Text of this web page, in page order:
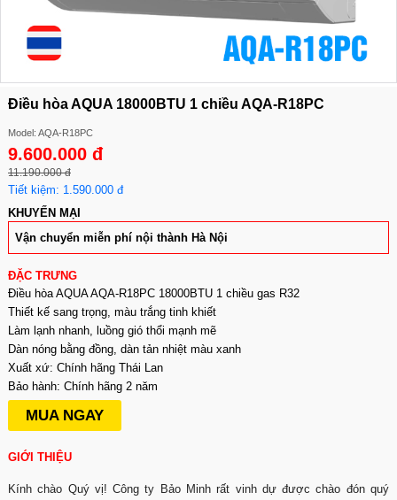
Điều hòa AQUA 18000BTU 1 chiều AQA-R18PC
Model: AQA-R18PC
9.600.000 đ
11.190.000 đ
Tiết kiệm: 1.590.000 đ
KHUYẾN MẠI
Vận chuyển miễn phí nội thành Hà Nội
ĐẶC TRƯNG
Điều hòa AQUA AQA-R18PC 18000BTU 1 chiều gas R32
Thiết kế sang trọng, màu trắng tinh khiết
Làm lạnh nhanh, luồng gió thổi mạnh mẽ
Dàn nóng bằng đồng, dàn tản nhiệt màu xanh
Xuất xứ: Chính hãng Thái Lan
Bảo hành: Chính hãng 2 năm
MUA NGAY
GIỚI THIỆU
Kính chào Quý vị! Công ty Bảo Minh rất vinh dự được chào đón quý